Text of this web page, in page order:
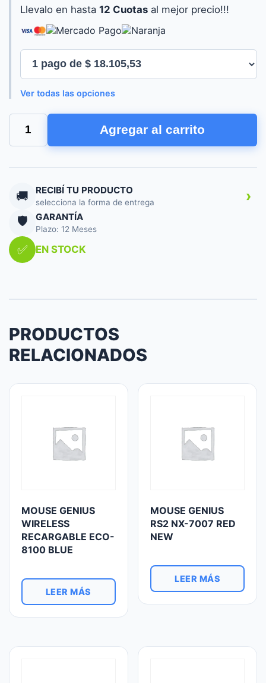
Llevalo en hasta 12 Cuotas al mejor precio!!!
Ver todas las opciones
MOUSE
GAMER
TRUST
cantidad
Agregar al carrito
🚚 RECIBÍ TU PRODUCTO
selecciona la forma de entrega ›
🛡️ GARANTÍA
Plazo: 12 Meses
✅ EN STOCK
PRODUCTOS
RELACIONADOS
MOUSE GENIUS
WIRELESS
RECARGABLE ECO-
8100 BLUE
LEER MÁS
MOUSE GENIUS
RS2 NX-7007 RED
NEW
LEER MÁS